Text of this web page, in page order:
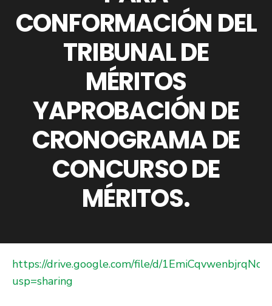
CONFORMACIÓN DEL
TRIBUNAL DE
MÉRITOS
YAPROBACIÓN DE
CRONOGRAMA DE
CONCURSO DE
MÉRITOS.
https://drive.google.com/file/d/
usp=sharing